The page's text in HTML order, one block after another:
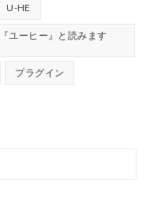
U-HE
ユーヒー』と読みます
プラグイン